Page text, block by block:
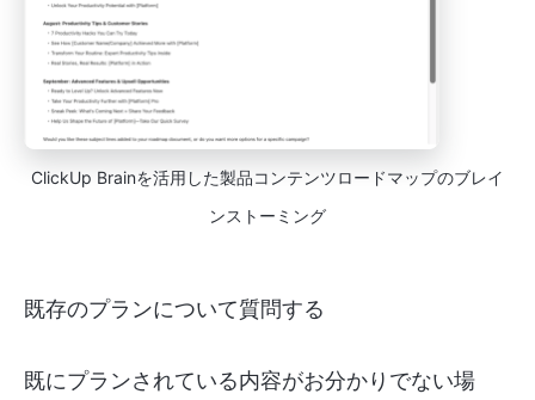
ClickUp Brainを活用した製品コンテンツロードマップのブレイ
ンストーミング
既存のプランについて質問する
既にプランされている内容がお分かりでない場